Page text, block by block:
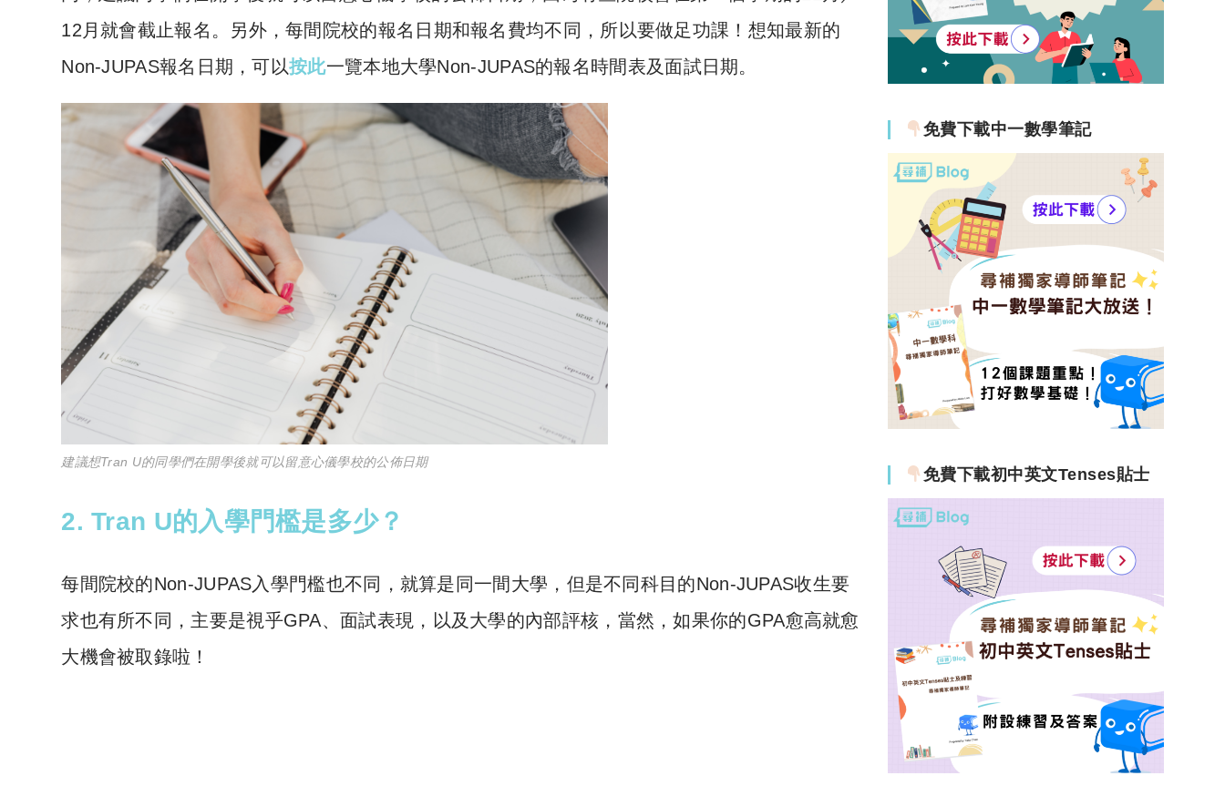
12月就會截止報名。另外，每間院校的報名日期和報名費均不同，所以要做足功課！想知最新的
Non-JUPAS報名日期，可以按此一覽本地大學Non-JUPAS的報名時間表及面試日期。
建議想Tran U的同學們在開學後就可以留意心儀學校的公佈日期
2. Tran U的入學門檻是多少？
每間院校的Non-JUPAS入學門檻也不同，就算是同一間大學，但是不同科目的Non-JUPAS收生要
求也有所不同，主要是視乎GPA、面試表現，以及大學的內部評核，當然，如果你的GPA愈高就愈
大機會被取錄啦！
免費下載中一數學筆記
免費下載初中英文Tenses貼士